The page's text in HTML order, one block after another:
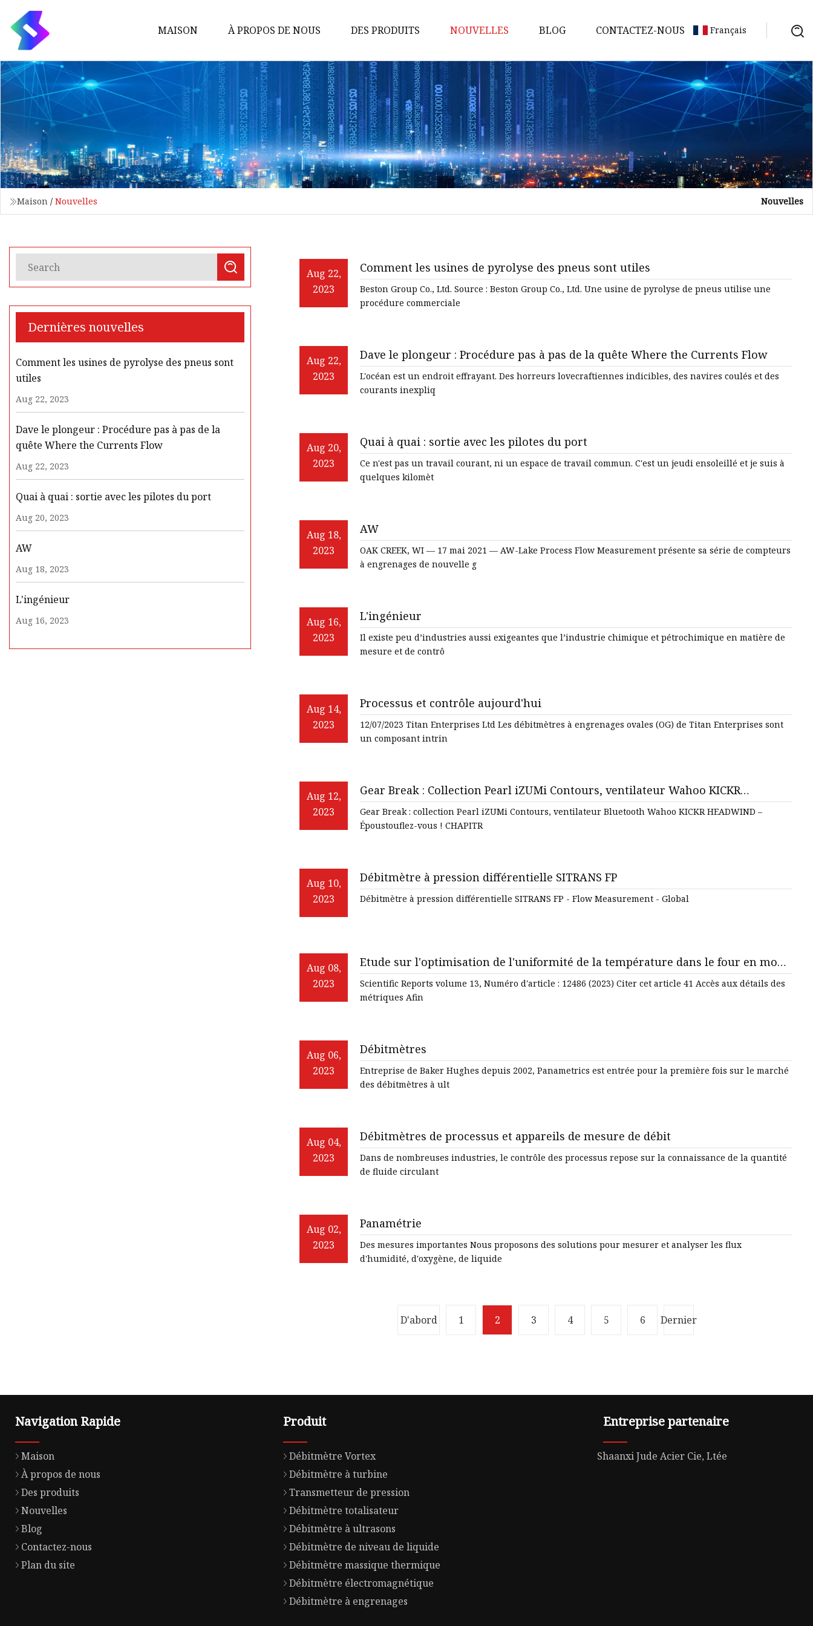
MAISON À PROPOS DE NOUS DES PRODUITS
Débitmètre Vortex
Débitmètre à turbine
Transmetteur de pression
Débitmètre totalisateur
Débitmètre à ultrasons
Débitmètre de niveau de liquide
NOUVELLES BLOG CONTACTEZ-NOUS Français
Maison / Nouvelles Nouvelles
Dernières nouvelles
Comment les usines de pyrolyse des pneus sont
utiles
Aug 22, 2023
Dave le plongeur : Procédure pas à pas de la
quête Where the Currents Flow
Aug 22, 2023
Quai à quai : sortie avec les pilotes du port
Aug 20, 2023
AW
Aug 18, 2023
L'ingénieur
Aug 16, 2023
Aug 22,
2023
Comment les usines de pyrolyse des pneus sont utiles
Beston Group Co., Ltd. Source : Beston Group Co., Ltd. Une usine de pyrolyse de pneus utilise une
procédure commerciale
Aug 22,
2023
Dave le plongeur : Procédure pas à pas de la quête Where the Currents Flow
L'océan est un endroit effrayant. Des horreurs lovecraftiennes indicibles, des navires coulés et des
courants inexpliq
Aug 20,
2023
Quai à quai : sortie avec les pilotes du port
Ce n'est pas un travail courant, ni un espace de travail commun. C'est un jeudi ensoleillé et je suis à
quelques kilomèt
Aug 18,
2023
AW
OAK CREEK, WI — 17 mai 2021 — AW-Lake Process Flow Measurement présente sa série de compteurs
à engrenages de nouvelle g
Aug 16,
2023
L'ingénieur
Il existe peu d’industries aussi exigeantes que l’industrie chimique et pétrochimique en matière de
mesure et de contrô
Aug 14,
2023
Processus et contrôle aujourd'hui
12/07/2023 Titan Enterprises Ltd Les débitmètres à engrenages ovales (OG) de Titan Enterprises sont
un composant intrin
Aug 12,
2023
Gear Break : Collection Pearl iZUMi Contours, ventilateur Wahoo KICKR
HEADWIND, CHAPTER 2 AO Moana, casque ABUS GameChanger 2.0, chaussure
Shimano Limited Edition Silver RC903S & Ekoï Israel
Gear Break : collection Pearl iZUMi Contours, ventilateur Bluetooth Wahoo KICKR HEADWIND –
Époustouflez-vous ! CHAPITR
Aug 10,
2023
Débitmètre à pression différentielle SITRANS FP
Débitmètre à pression différentielle SITRANS FP - Flow Measurement - Global
Aug 08,
2023
Etude sur l'optimisation de l'uniformité de la température dans le four en mode
convection forcée
Scientific Reports volume 13, Numéro d'article : 12486 (2023) Citer cet article 41 Accès aux détails des
métriques Afin
Aug 06,
2023
Débitmètres
Entreprise de Baker Hughes depuis 2002, Panametrics est entrée pour la première fois sur le marché
des débitmètres à ult
Aug 04,
2023
Débitmètres de processus et appareils de mesure de débit
Dans de nombreuses industries, le contrôle des processus repose sur la connaissance de la quantité
de fluide circulant
Aug 02,
2023
Panamétrie
Des mesures importantes Nous proposons des solutions pour mesurer et analyser les flux
d'humidité, d'oxygène, de liquide
D'abord 1 2 3 4 5 6 Dernier
Navigation Rapide
Maison
À propos de nous
Des produits
Nouvelles
Blog
Contactez-nous
Plan du site
Produit
Débitmètre Vortex
Débitmètre à turbine
Transmetteur de pression
Débitmètre totalisateur
Débitmètre à ultrasons
Débitmètre de niveau de liquide
Débitmètre massique thermique
Débitmètre électromagnétique
Débitmètre à engrenages
Entreprise partenaire
Shaanxi Jude Acier Cie, Ltée